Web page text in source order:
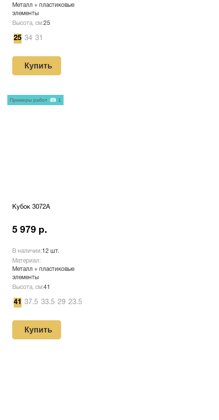
Металл + пластиковые
элементы
Высота, см:25
25 34 31
Купить
Кубок 3072A
5 979 р.
В наличии:12 шт.
Материал:
Металл + пластиковые
элементы
Высота, см:41
41 37.5 33.5 29 23.5
Купить
Примеры работ 1